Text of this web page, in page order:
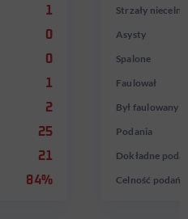
1
0
0
1
2
25
21
84%
Strzały niecelne
Asysty
Spalone
Faulował
Był faulowany
Podania
Dokładne
Celność podań